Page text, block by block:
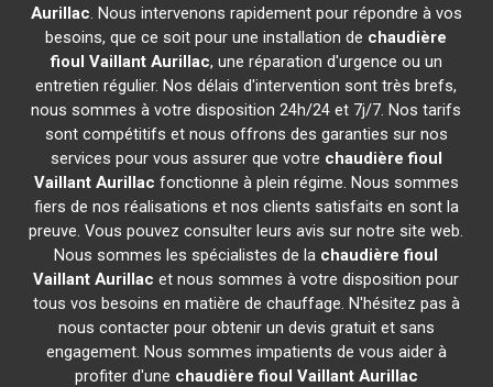
Aurillac. Nous intervenons rapidement pour répondre à vos
besoins, que ce soit pour une installation de chaudière
fioul Vaillant Aurillac, une réparation d'urgence ou un
entretien régulier. Nos délais d'intervention sont très brefs,
nous sommes à votre disposition 24h/24 et 7j/7. Nos tarifs
sont compétitifs et nous offrons des garanties sur nos
services pour vous assurer que votre chaudière fioul
Vaillant Aurillac fonctionne à plein régime. Nous sommes
fiers de nos réalisations et nos clients satisfaits en sont la
preuve. Vous pouvez consulter leurs avis sur notre site web.
Nous sommes les spécialistes de la chaudière fioul
Vaillant Aurillac et nous sommes à votre disposition pour
tous vos besoins en matière de chauffage. N'hésitez pas à
nous contacter pour obtenir un devis gratuit et sans
engagement. Nous sommes impatients de vous aider à
profiter d'une chaudière fioul Vaillant Aurillac